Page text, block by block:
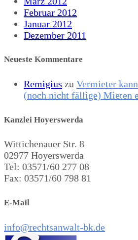
Februar 2012
Januar 2012
Dezember 2011
Neueste Kommentare
Remigius zu Vermieter
(noch nicht fällige) Mieten
Kanzlei Hoyerswerda
Wittichenauer Str. 8
02977 Hoyerswerda
Tel: 03571/60 277 08
Fax: 03571/60 798 81
E-Mail
info@rechtsanwalt-bk.de